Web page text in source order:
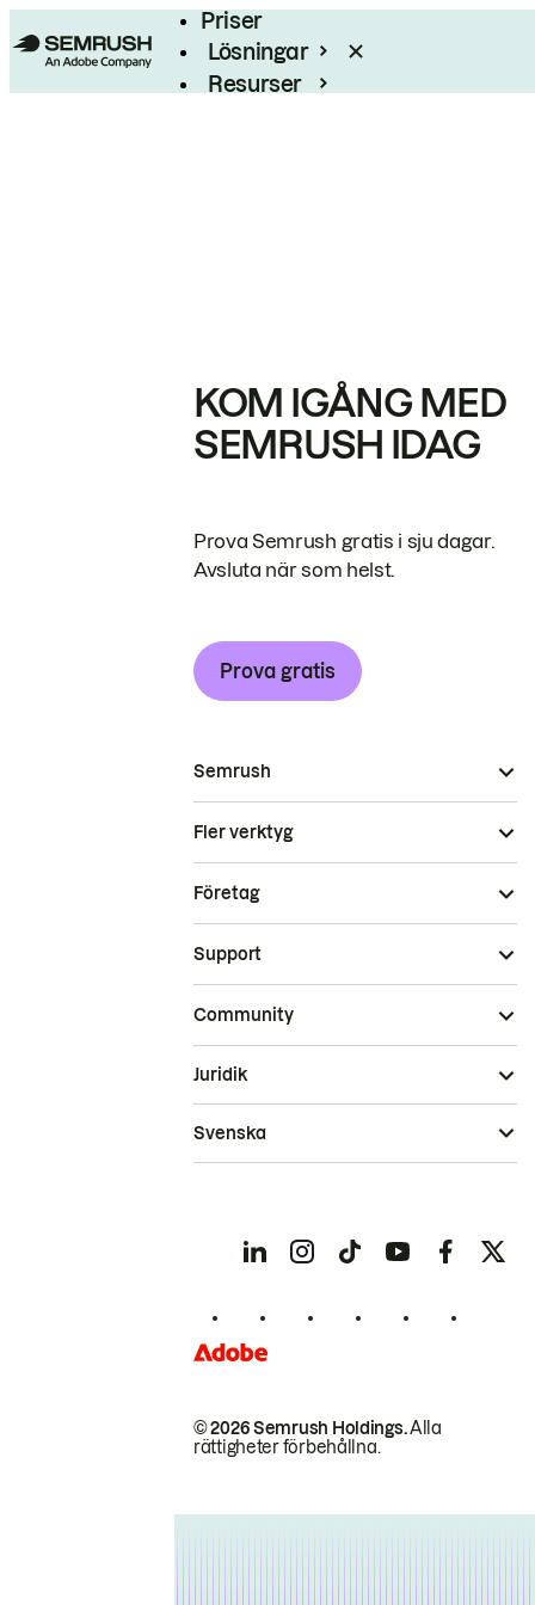
Priser
Lösningar
Resurser
KOM IGÅNG MED
SEMRUSH IDAG
Prova Semrush gratis i sju dagar.
Avsluta när som helst.
Prova gratis
Semrush
Fler verktyg
Företag
Support
Community
© 2026 Semrush Holdings.Alla
rättigheter förbehållna.
Juridik
Svenska